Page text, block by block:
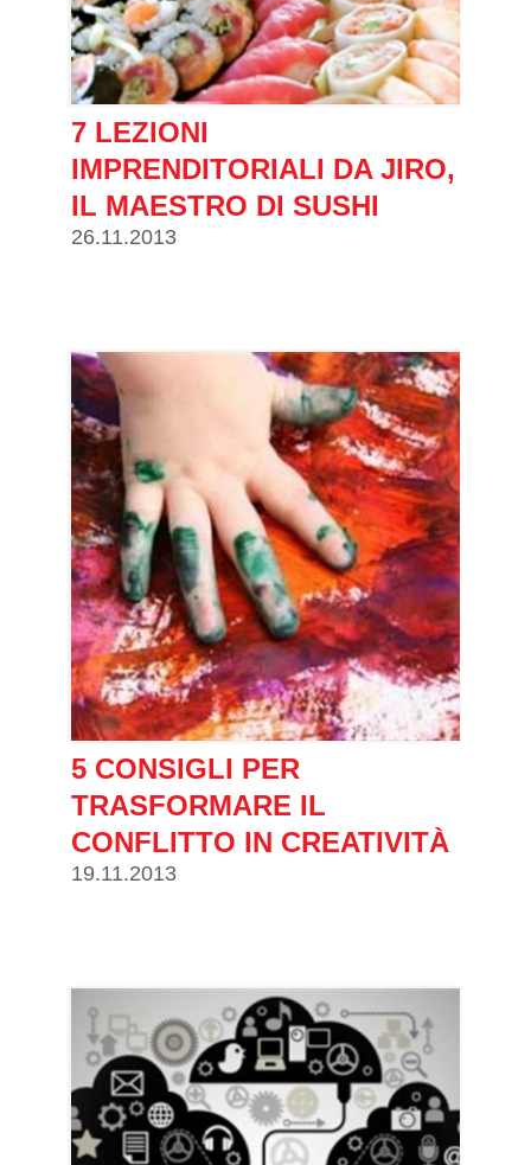
7 LEZIONI
IMPRENDITORIALI DA JIRO,
IL MAESTRO DI SUSHI
26.11.2013
5 CONSIGLI PER
TRASFORMARE IL
CONFLITTO IN CREATIVITÀ
19.11.2013